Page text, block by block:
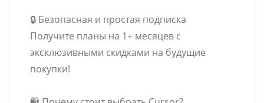
🔒 Безопасная и простая подписка
Получите планы на 1+ месяцев с
эксклюзивными скидками на будущие
покупки!